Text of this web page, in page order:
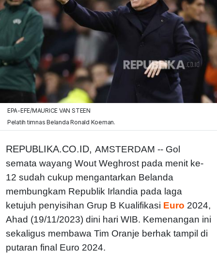
EPA-EFE/MAURICE VAN STEEN
Pelatih timnas Belanda Ronald Koeman.
REPUBLIKA.CO.ID, AMSTERDAM -- Gol
semata wayang Wout Weghrost pada menit ke-
12 sudah cukup mengantarkan Belanda
membungkam Republik Irlandia pada laga
ketujuh penyisihan Grup B Kualifikasi Euro 2024,
Ahad (19/11/2023) dini hari WIB. Kemenangan ini
sekaligus membawa Tim Oranje berhak tampil di
putaran final Euro 2024.